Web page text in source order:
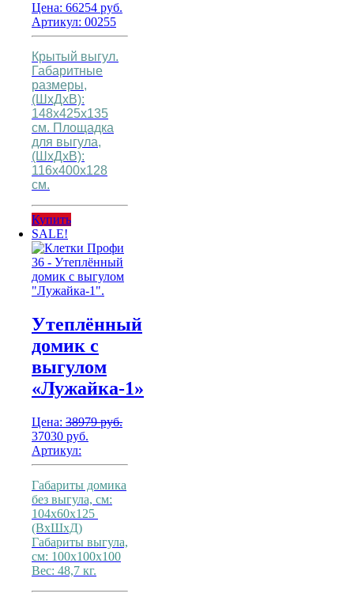
Цена: 66254 руб.
Артикул: 00255
Крытый выгул.
Габаритные
размеры,
(ШхДхВ):
148х425х135
см. Площадка
для выгула,
(ШхДхВ):
116х400х128
см.
Купить
SALE!
Утеплённый
домик с
выгулом
«Лужайка-1»
Цена: 38979руб.
Первоначальная
цена
составляла
38979
руб..
37030 руб.
37030
Артикул:
Габариты домика
без выгула, см:
104х60х125
(ВхШхД)
Габариты выгула,
см: 100х100х100
Вес: 48,7 кг.